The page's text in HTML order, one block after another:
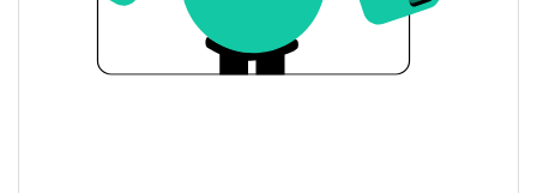
Histórico do preço do XELS